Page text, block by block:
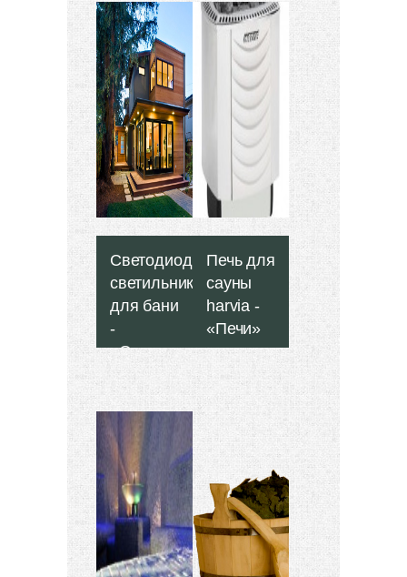
Светодиодные
светильники
для бани
-
«Отделка
бани»
Обустройство
и внутреннее
оформление
бани должно
быть таким,
чтобы
Печь для
сауны
harvia -
«Печи»
Большинство
производителей
печей и
аксессуаров
для саун из
Финляндии
давно
прославились